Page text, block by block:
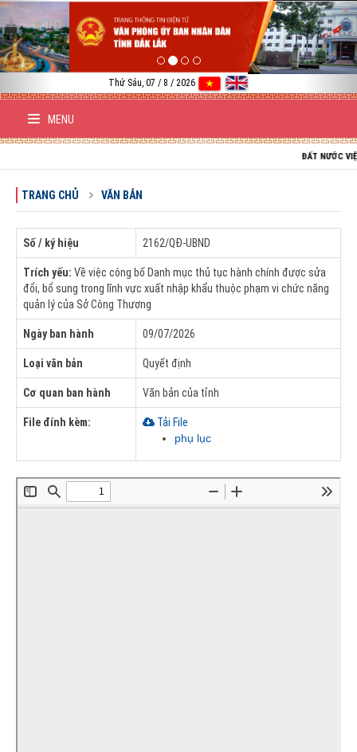
Previous
Thứ Sáu, 07 / 8 / 2026
MENU
ĐẤT NƯỚC VIỆT
TRANG CHỦ VĂN BẢN
Số / ký hiệu 2162/QĐ-UBND
Trích yếu: Về việc công bố Danh mục thủ tục hành chính được sửa
đổi, bổ sung trong lĩnh vực xuất nhập khẩu thuộc phạm vi chức năng
quản lý của Sở Công Thương
Ngày ban hành 09/07/2026
Loại văn bản Quyết định
Cơ quan ban hành Văn bản của tỉnh
File đính kèm:
Tải File
phụ lục